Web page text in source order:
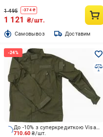
1 495 -374₴
1 121 ₴/шт.
Cамовывоз Доставим
710.60₴/шт.
До -10% з суперкредиткою Visa Вигода